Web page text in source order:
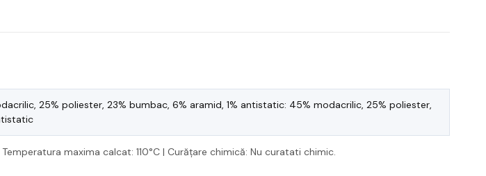
25% poliester, 23% bumbac, 6% aramid, 1% antistatic: 45% modacrilic, 25% poliester,
maxima calcat: 110°C | Curățare chimică: Nu curatati chimic.